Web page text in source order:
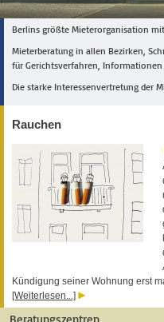
Berlins größte Mieterorganisation
Mieterberatung in allen Bezirken,
für Gerichtsverfahren,
Die starke Interessenvertretung der
Rauchen
Kündigung seiner Wohnung erst
[Weiterlesen...]
Beratungszentren